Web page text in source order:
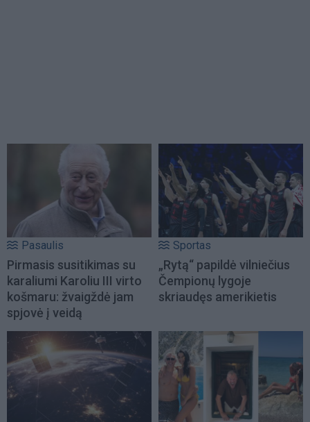
Pasaulis
Pirmasis susitikimas su
karaliumi Karoliu III virto
košmaru: žvaigždė jam
spjovė į veidą
Sportas
„Rytą“ papildė vilniečius
Čempionų lygoje
skriaudęs amerikietis